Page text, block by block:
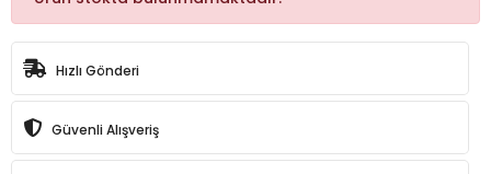
Hızlı Gönderi
Güvenli Alışveriş